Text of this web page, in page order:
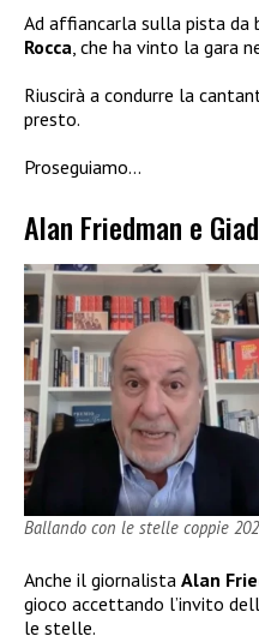
Ad affiancarla sulla pista da
Rocca , che ha vinto la gara
Riuscirà a condurre la
presto.
Proseguiamo…
Alan Friedman e
Ballando con le stelle coppie
Anche il giornalista Alan
gioco accettando l’invito
le stelle.